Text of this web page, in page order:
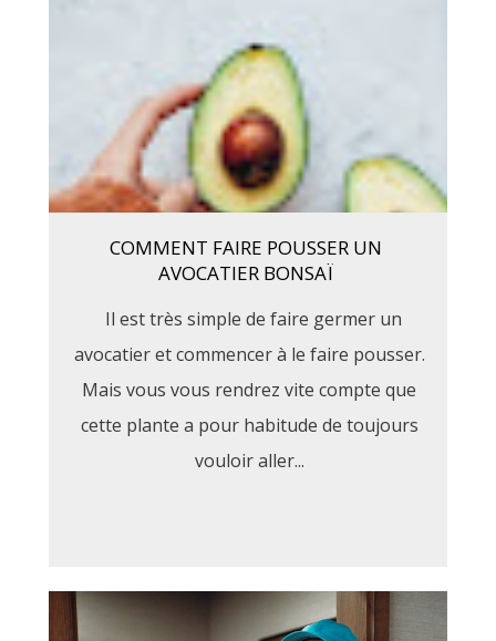
COMMENT FAIRE POUSSER UN
AVOCATIER BONSAÏ
Il est très simple de faire germer un
avocatier et commencer à le faire pousser.
Mais vous vous rendrez vite compte que
cette plante a pour habitude de toujours
vouloir aller...